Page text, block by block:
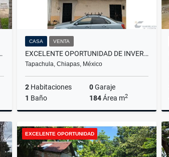
TAPACHULA
CASA VENTA
EXCELENTE OPORTUNIDAD DE INVERSION EN TAPACHULA, PAR VIAL 9A NORTE
Tapachula, Chiapas, México
2 Habitaciones 0Garaje
1 Baño 184Área m2
Venta
$1,850,000
EXCELENTE OPORTUNIDAD